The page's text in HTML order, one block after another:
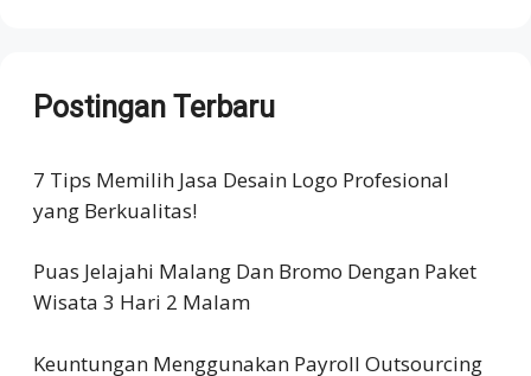
Postingan Terbaru
7 Tips Memilih Jasa Desain Logo Profesional
yang Berkualitas!
Puas Jelajahi Malang Dan Bromo Dengan Paket
Wisata 3 Hari 2 Malam
Keuntungan Menggunakan Payroll Outsourcing